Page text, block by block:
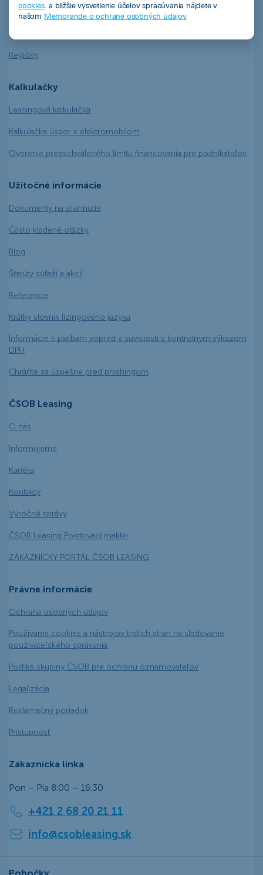
Mestá a obce
Fyzické osoby
Regióny
Kalkulačky
Leasingová kalkulačka
Kalkulačka úspor s elektromobilom
Overenie predschváleného limitu financovania pre podnikateľov
Užitočné informácie
Dokumenty na stiahnutie
Často kladené otázky
Blog
Štatúty súťaží a akcií
Referencie
Krátky slovník lízingového jazyka
Informácie k platbám vopred v súvislosti s kontrolným výkazom
DPH
Chráňte sa úspešne pred phishingom
ČSOB Leasing
O nás
Informujeme
Kariéra
Kontakty
Výročné správy
ČSOB Leasing Poisťovací maklér
ZÁKAZNÍCKY PORTÁL ČSOB LEASING
Právne informácie
Ochrana osobných údajov
Používanie cookies a nástrojov tretích strán na sledovanie
používateľského správania
Politika skupiny ČSOB pre ochranu oznamovateľov
Legalizácia
Reklamačný poriadok
Prístupnosť
Zákaznícka linka
Pon – Pia 8:00 – 16:30
+421 2 68 20 21 11
info@csobleasing.sk
cookies. a bližšie vysvetlenie účelov spracúvania nájdete v
našom Memorande o ochrane osobných údajov